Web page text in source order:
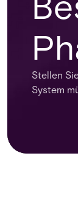
Stellen
System